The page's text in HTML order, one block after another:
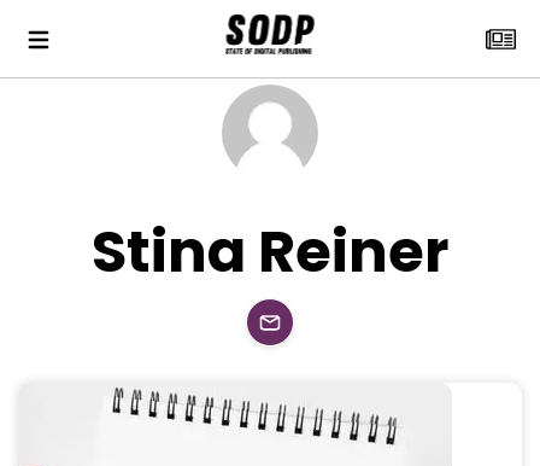
Stina Reiner